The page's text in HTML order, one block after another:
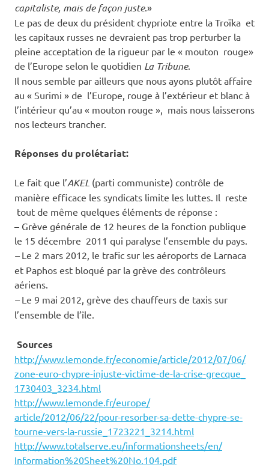
capitaliste, mais de façon juste.»
Le pas de deux du président chypriote entre la Troïka et
les capitaux russes ne devraient pas trop perturber la
pleine acceptation de la rigueur par le « mouton rouge»
de l’Europe selon le quotidien La Tribune.
Il nous semble par ailleurs que nous ayons plutôt affaire
au « Surimi » de l’Europe, rouge à l’extérieur et blanc à
l’intérieur qu’au « mouton rouge », mais nous laisserons
nos lecteurs trancher.
Réponses du prolétariat:
Le fait que l’AKEL (parti communiste) contrôle de
manière efficace les syndicats limite les luttes. Il reste
tout de même quelques éléments de réponse :
– Grève générale de 12 heures de la fonction publique
le 15 décembre 2011 qui paralyse l’ensemble du pays.
–Le 2 mars 2012, le trafic sur les aéroports de Larnaca
et Paphos est bloqué par la grève des contrôleurs
aériens.
–Le 9 mai 2012, grève des chauffeurs de taxis sur
l’ensemble de l’île.
Sources
http://www.lemonde.fr/economie/article/2012/07/06/
zone-euro-chypre-injuste-victime-de-la-crise-grecque_
1730403_3234.html
http://www.lemonde.fr/europe/
article/2012/06/22/pour-resorber-sa-dette-chypre-se-
tourne-vers-la-russie_1723221_ 3214.html
http://www.totalserve.eu/informationsheets/en/
Information%20Sheet%20No.104.pdf